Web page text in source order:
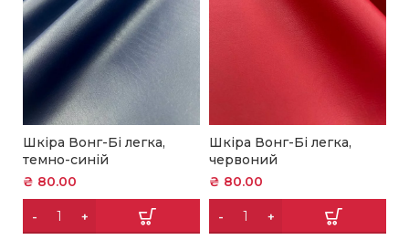
Шкіра Вонг-Бі легка,
темно-синій
₴ 80.00
Шкіра Вонг-Бі легка,
червоний
₴ 80.00